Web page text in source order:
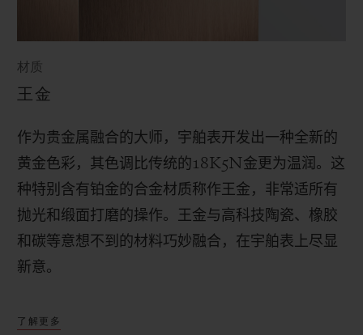
材质
王金
作为贵金属融合的大师，宇舶表开发出一种全新的
黄金色彩，其色调比传统的18K5N 金更为温润。这
种特别含有铂金的合金材质称作王金，非常适所有
抛光和缎面打磨的操作。 王金与高科技陶瓷、橡胶
和碳等意想不到的材料巧妙融合，在宇舶表上尽显
新意。
了解更多